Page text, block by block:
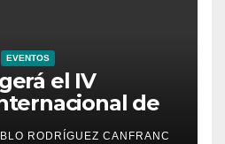
EVENTOS
el IV
de
RODRÍGUEZ CANFRANC